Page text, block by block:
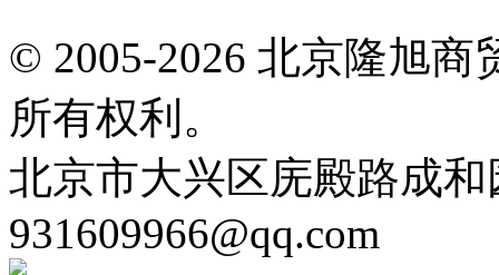
© 2005-2026 北京隆旭
所有权利。
北京市大兴区庑殿路成和
931609966@qq.com